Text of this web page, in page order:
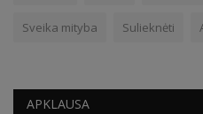
Sveika mityba Sulieknėti
APKLAUSA